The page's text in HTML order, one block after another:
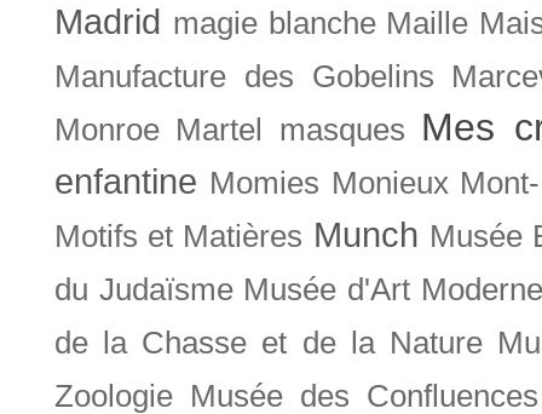
Madrid magie blanche Maille
Manufacture des Gobelins
Monroe Martel masques Mes
enfantine Momies Monieux
Motifs et Matières Munch Musée
du Judaïsme Musée d'Art
de la Chasse et de la Nature
Zoologie Musée des Confluences